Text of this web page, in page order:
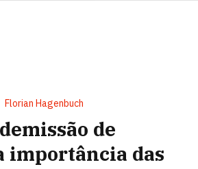
Florian Hagenbuch
de
importância das